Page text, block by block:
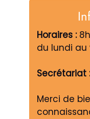
Horaires :
du lundi au
Secrétariat :
Merci de